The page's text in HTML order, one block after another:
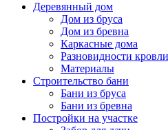
Деревянный дом
Дом из бруса
Дом из бревна
Каркасные дома
Разновидности
Материалы
Строительство бани
Бани из бруса
Бани из бревна
Постройки на участке